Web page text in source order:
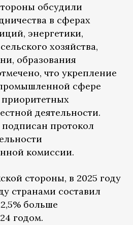
обсудили
в сферах
энергетики,
хозяйства,
образования
что укрепление
сфере
приоритетных
деятельности.
протокол
комиссии.
стороны, в 2025 году
странами составил
больше
годом.